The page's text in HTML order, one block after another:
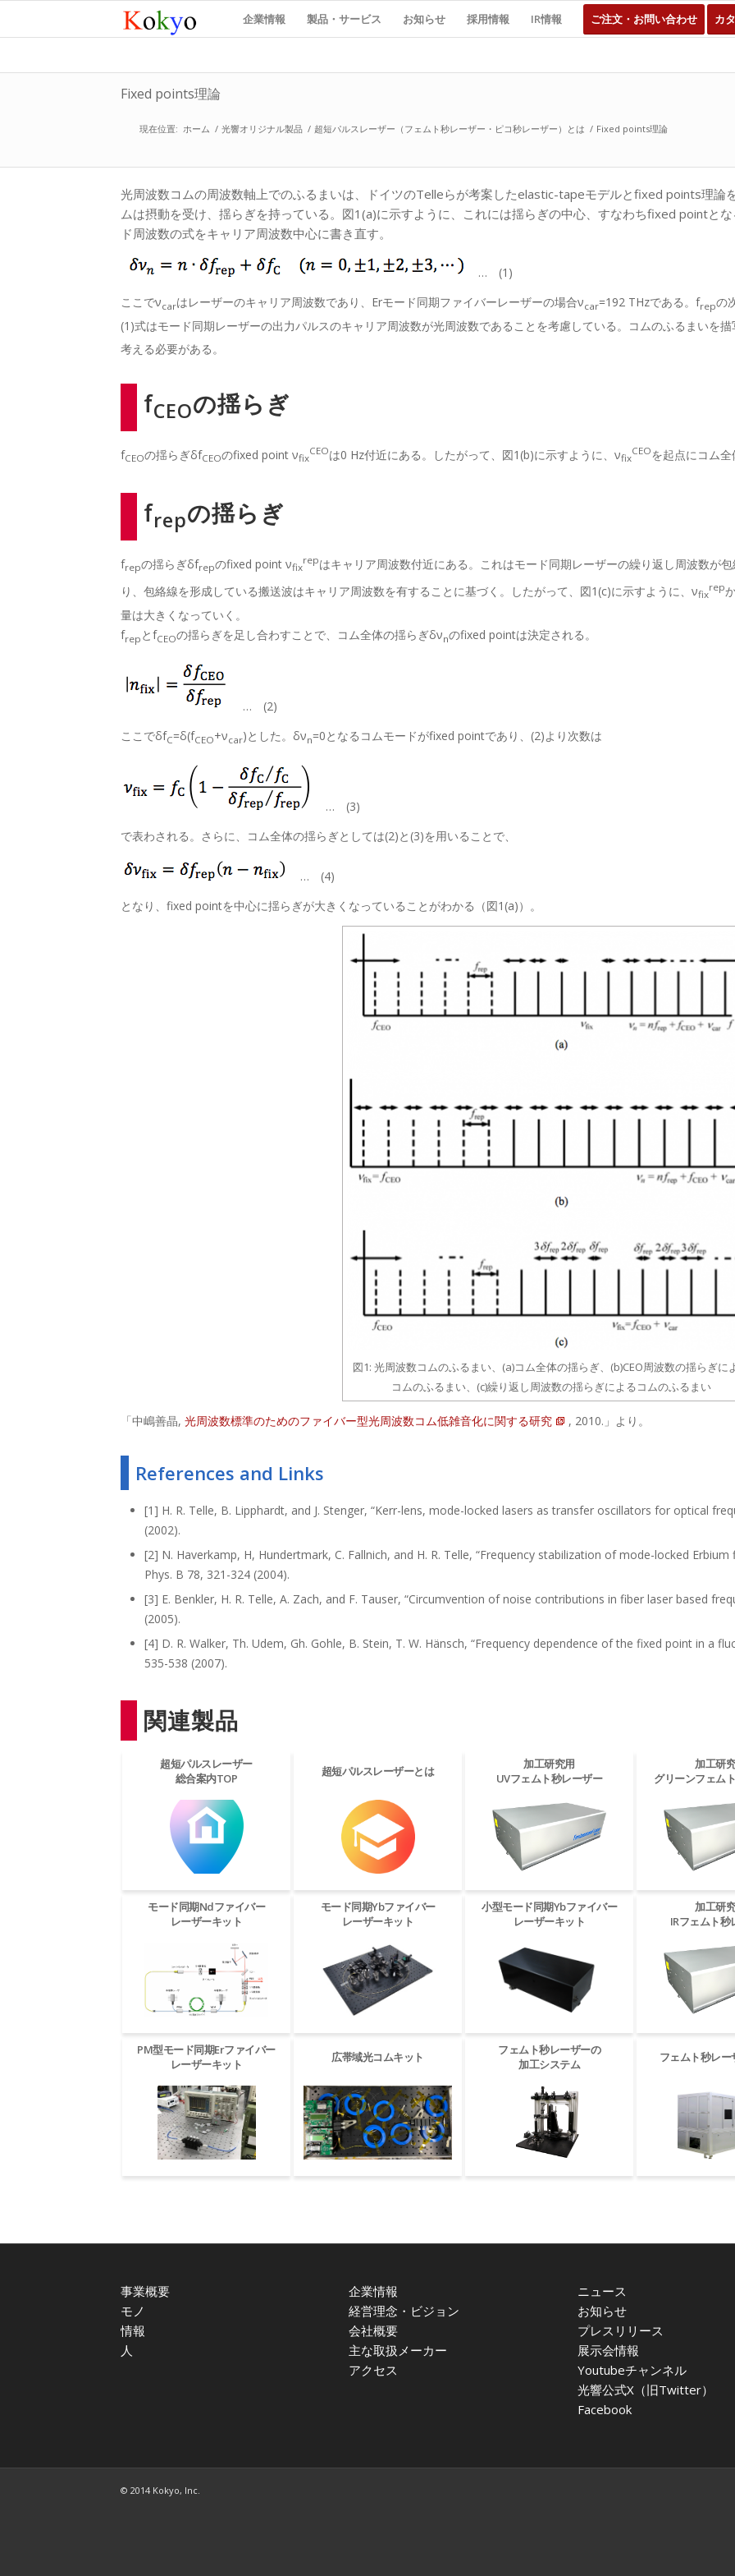
企業情報 製品・サービス お知らせ 採用情報 IR情報 ご注文・お問い合わせ カ
Fixed points理論
現在位置: ホーム / 光響オリジナル製品 / 超短パルスレーザー（フェムト秒レーザー・ピコ秒レーザー）とは / Fixed points理論
光周波数コムの周波数軸上でのふるまいは、ドイツのTelleらが考案したelastic-tapeモデルとfixed points理
ムは摂動を受け、揺らぎを持っている。図1(a)に示すように、これには揺らぎの中心、すなわちfixed pointと
ド周波数の式をキャリア周波数中心に書き直す。
… (1)
ここでνcarはレーザーのキャリア周波数であり、Erモード同期ファイバーレーザーの場合νcar=192 THzである。frepの
(1)式はモード同期レーザーの出力パルスのキャリア周波数が光周波数であることを考慮している。コムのふるまいを
考える必要がある。
fCEOの揺らぎ
fCEOの揺らぎδfCEOのfixed point νfix
CEOは0 Hz付近にある。したがって、図1(b)に示すように、νfix
CEOを起点にコム
frepの揺らぎ
frepの揺らぎδfrepのfixed point νfix
repはキャリア周波数付近にある。これはモード同期レーザーの繰り返し周波数が
り、包絡線を形成している搬送波はキャリア周波数を有することに基づく。したがって、図1(c)に示すように、νfix
rep
量は大きくなっていく。
frep とfCEOの揺らぎを足し合わすことで、コム全体の揺らぎδνnのfixed pointは決定される。
… (2)
ここでδfC=δ(fCEO+νcar)とした。δνn=0となるコムモードがfixed pointであり、(2)より次数は
… (3)
で表わされる。さらに、コム全体の揺らぎとしては(2)と(3)を用いることで、
… (4)
となり、fixed pointを中心に揺らぎが大きくなっていることがわかる（図1(a)）。
図1: 光周波数コムのふるまい、(a)コム全体の揺らぎ、(b)CEO周波数の揺らぎに
コムのふるまい、(c)繰り返し周波数の揺らぎによるコムのふるまい
「中嶋善晶, 光周波数標準のためのファイバー型光周波数コム低雑音化に関する研究 , 2010.」より。
References and Links
[1] H. R. Telle, B. Lipphardt, and J. Stenger, “Kerr-lens, mode-locked lasers as transfer oscillators for optical
(2002).
[2] N. Haverkamp, H, Hundertmark, C. Fallnich, and H. R. Telle, “Frequency stabilization of mode-locked
Phys. B 78, 321-324 (2004).
[3] E. Benkler, H. R. Telle, A. Zach, and F. Tauser, “Circumvention of noise contributions in fiber laser based
(2005).
[4] D. R. Walker, Th. Udem, Gh. Gohle, B. Stein, T. W. Hänsch, “Frequency dependence of the fixed point in a
535-538 (2007).
関連製品
超短パルスレーザー
総合案内TOP
超短パルスレーザーとは
加工研究用
UVフェムト秒レーザー
加工研
グリーンフェム
モード同期Ndファイバー
レーザーキット
モード同期Ybファイバー
レーザーキット
小型モード同期Ybファイバー
レーザーキット
加工研
IRフェムト秒
PM型モード同期Erファイバー
レーザーキット
広帯域光コムキット
フェムト秒レーザーの
加工システム
フェムト秒レー
事業概要
モノ
情報
人
企業情報
経営理念・ビジョン
会社概要
主な取扱メーカー
アクセス
ニュース
お知らせ
プレスリリース
展示会情報
Youtubeチャンネル
光響公式X（旧Twitter）
Facebook
© 2014 Kokyo, Inc.